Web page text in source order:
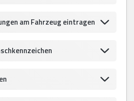
am Fahrzeug eintragen